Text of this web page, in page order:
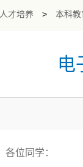
人才培养 > 本科教
电
各位同学：